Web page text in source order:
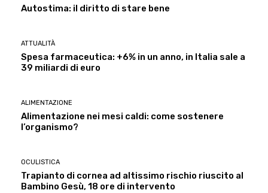
Autostima: il diritto di stare bene
ATTUALITÀ
Spesa farmaceutica: +6% in un anno, in Italia sale a
39 miliardi di euro
ALIMENTAZIONE
Alimentazione nei mesi caldi: come sostenere
l’organismo?
OCULISTICA
Trapianto di cornea ad altissimo rischio riuscito al
Bambino Gesù, 18 ore di intervento